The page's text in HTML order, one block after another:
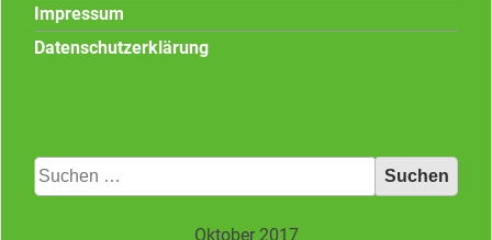
Impressum
Datenschutzerklärung
Suchen
nach:
Oktober 2017